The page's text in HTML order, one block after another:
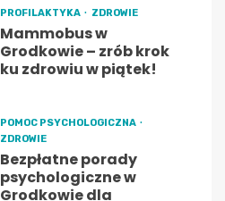
PROFILAKTYKA ZDROWIE
Mammobus w
Grodkowie – zrób krok
ku zdrowiu w piątek!
POMOC PSYCHOLOGICZNA
ZDROWIE
Bezpłatne porady
psychologiczne w
Grodkowie dla